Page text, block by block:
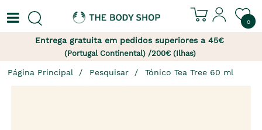
0
Entrega gratuita em pedidos superiores a 45€
(Portugal Continental) /200€ (Ilhas)
Página Principal Pesquisar Tónico Tea Tree 60 ml